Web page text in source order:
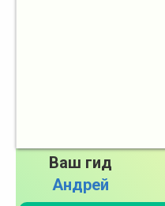
Ваш гид
Андрей